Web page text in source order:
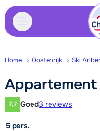
Home Oostenrijk Ski
Appartement
Klantwaardering
7,7 Goed3 reviews
5 pers.